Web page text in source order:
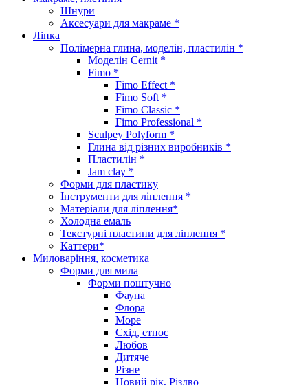
Шнури
Аксесуари для макраме *
Ліпка
Полімерна глина, моделін, пластилін *
Моделін Cernit *
Fimo *
Fimo Effect *
Fimo Soft *
Fimo Classic *
Fimo Professional *
Sculpey Polyform *
Глина від різних виробників *
Пластилін *
Jam clay *
Форми для пластику
Інструменти для ліплення *
Матеріали для ліплення*
Холодна емаль
Текстурні пластини для ліплення *
Каттери*
Миловаріння, косметика
Форми для мила
Форми поштучно
Фауна
Флора
Море
Схід, етнос
Любов
Дитяче
Різне
Новий рік, Різдво